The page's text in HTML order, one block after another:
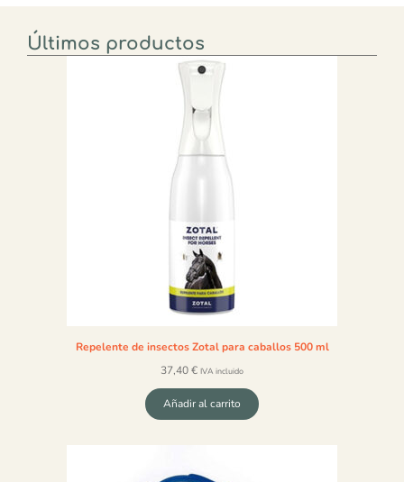
Últimos productos
Repelente de insectos Zotal para caballos 500 ml
37,40€ IVA incluido
Añadir al carrito